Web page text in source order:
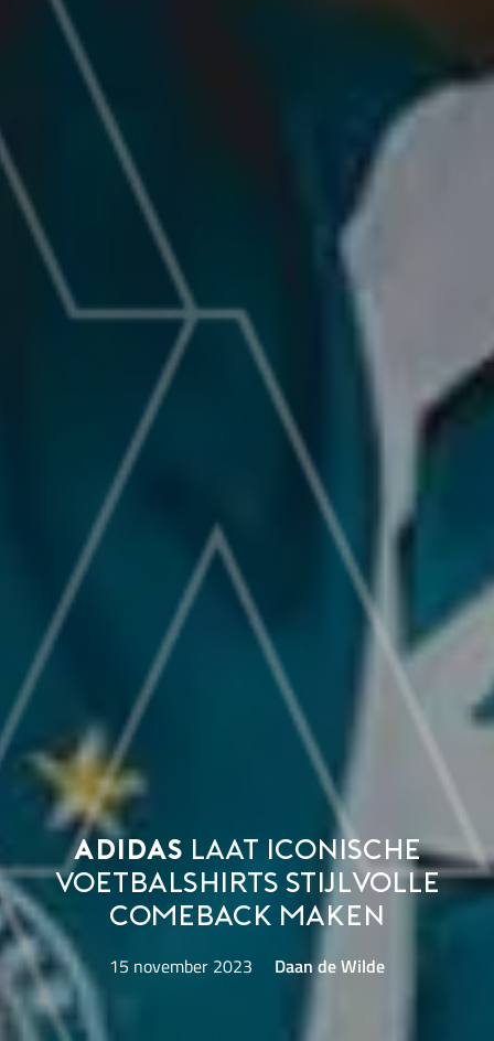
adidas laat iconische
voetbalshirts stijlvolle
comeback maken
15 november 2023 Daan de Wilde